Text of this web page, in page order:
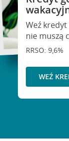
Weź
nie muszą
RRSO: 9,6%
WEŹ